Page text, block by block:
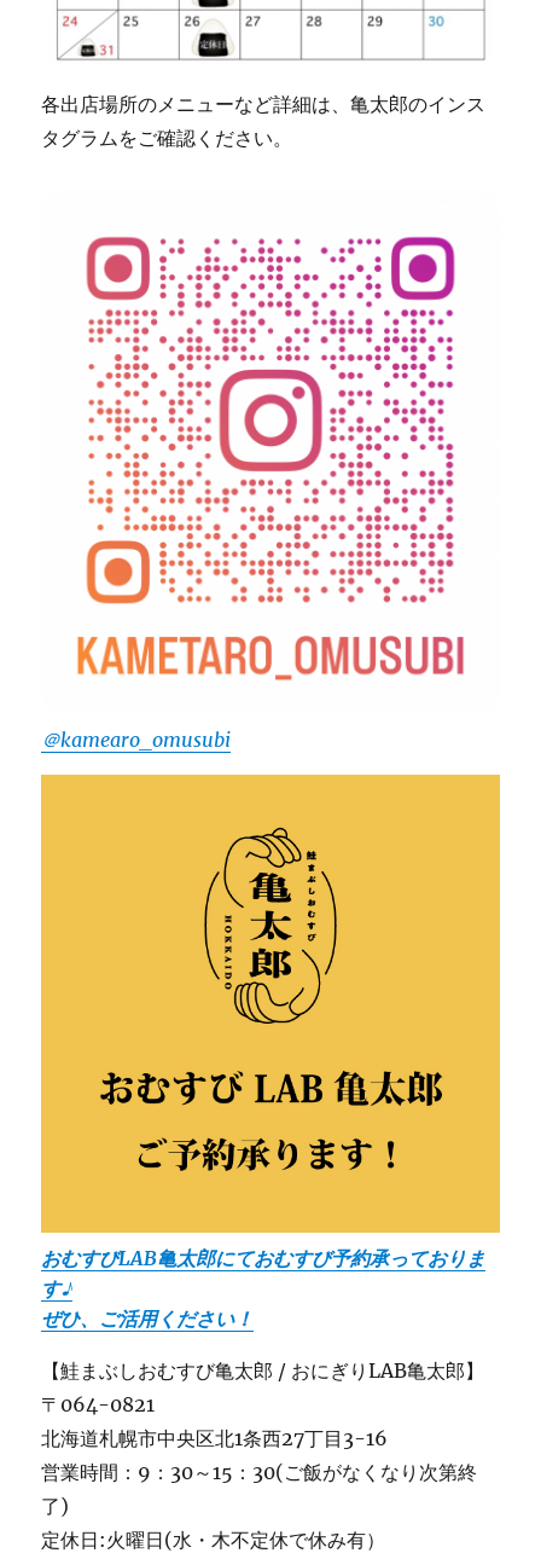
各出店場所のメニューなど詳細は、亀太郎のインス
タグラムをご確認ください。
＠kamearo_omusubi
おむすびLAB亀太郎にておむすび予約承っておりま
す♪
ぜひ、ご活用ください！
【鮭まぶしおむすび亀太郎 / おにぎりLAB亀太郎】
〒064-0821
北海道札幌市中央区北1条西27丁目3-16
営業時間：9：30～15：30(ご飯がなくなり次第終
了)
定休日:火曜日(水・木不定休で休み有）